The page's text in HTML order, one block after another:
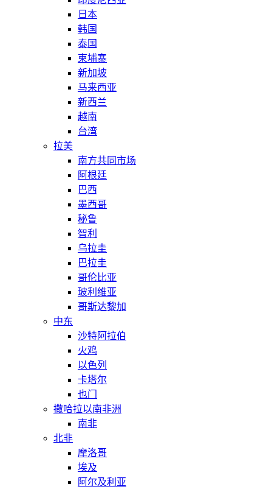
日本
韩国
泰国
柬埔寨
新加坡
马来西亚
新西兰
越南
台湾
拉美
南方共同市场
阿根廷
巴西
墨西哥
秘鲁
智利
乌拉圭
巴拉圭
哥伦比亚
玻利维亚
哥斯达黎加
中东
沙特阿拉伯
火鸡
以色列
卡塔尔
也门
撒哈拉以南非洲
南非
北非
摩洛哥
埃及
阿尔及利亚